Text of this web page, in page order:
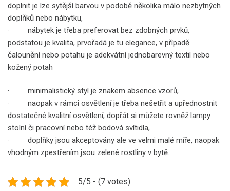
doplnit je lze sytější barvou v podobě několika málo nezbytných
doplňků nebo nábytku,
· nábytek je třeba preferovat bez zdobných prvků,
podstatou je kvalita, prvořadá je tu elegance, v případě
čalounění nebo potahu je adekvátní jednobarevný textil nebo
kožený potah
· minimalistický styl je znakem absence vzorů,
· naopak v rámci osvětlení je třeba nešetřit a upřednostnit
dostatečné kvalitní osvětlení, dopřát si můžete rovněž lampy
stolní či pracovní nebo též bodová svítidla,
· doplňky jsou akceptovány ale ve velmi malé míře, naopak
vhodným zpestřením jsou zelené rostliny v bytě.
5/5 - (7 votes)